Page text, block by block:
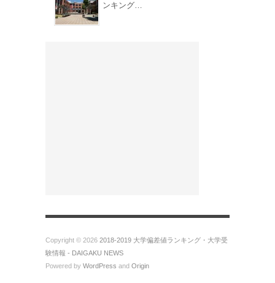
ンキング…
Copyright © 2026 2018-2019 大学偏差値ランキング・大学受
験情報 - DAIGAKU NEWS
Powered by WordPress and Origin